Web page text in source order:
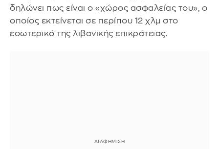
δηλώνει πως είναι ο «χώρος ασφαλείας του», ο
οποίος εκτείνεται σε περίπου 12 χλμ στο
εσωτερικό της λιβανικής επικράτειας.